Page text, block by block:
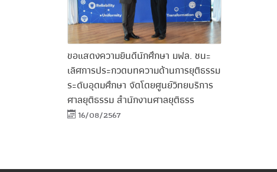
ขอแสดงความยินดีนักศึกษา มฟล. ชนะ
เลิศการประกวดบทความด้านการยุติธรรม
ระดับอุดมศึกษา จัดโดยศูนย์วิทยบริการ
ศาลยุติธรรม สำนักงานศาลยุติธรร
16/08/2567